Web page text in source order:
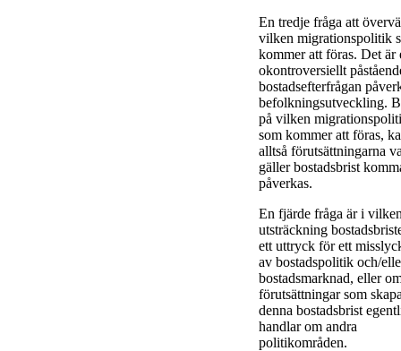
En tredje fråga att
vilken migrationspolitik
kommer att föras. Det är
okontroversiellt
bostadsefterfrågan
befolkningsutveckling.
på vilken
som kommer att föras,
alltså förutsättningarna
gäller bostadsbrist
påverkas.
En fjärde fråga är i
utsträckning
ett uttryck för ett
av bostadspolitik och/
bostadsmarknad, eller
förutsättningar som
denna bostadsbrist
handlar om andra
politikområden.